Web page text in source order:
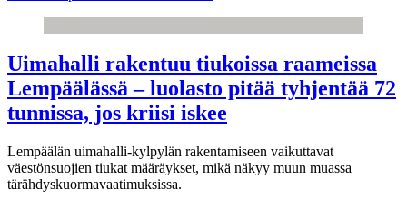
Uimahalli rakentuu tiukoissa raameissa
Lempäälässä – luolasto pitää tyhjentää 72
tunnissa, jos kriisi iskee
Lempäälän uimahalli-kylpylän rakentamiseen vaikuttavat
väestönsuojien tiukat määräykset, mikä näkyy muun muassa
tärähdyskuormavaatimuksissa.